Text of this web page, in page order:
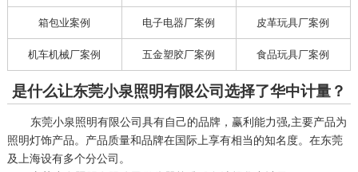
箱包业案例 电子电器厂案例 皮革玩具厂案例
机车机械厂案例 五金塑胶厂案例 食品玩具厂案例
是什么让东莞小泉照明有限公司选择了华中计量？
东莞小泉照明有限公司具有自己的品牌，赢利能力强,主要产品为
照明灯饰产品。产品质量和品牌在国际上享有相当的知名度。在东莞
及上海设有多个分公司。